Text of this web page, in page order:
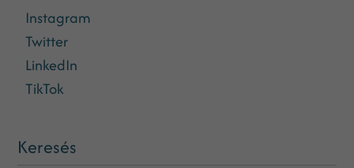
Instagram
Twitter
LinkedIn
TikTok
Keresés